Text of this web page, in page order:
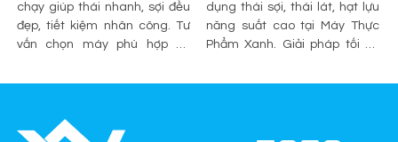
chạy giúp thái nhanh, sợi đều
đẹp, tiết kiệm nhân công. Tư
vấn chọn máy phù hợp và
Phẩm Xanh.
dụng thái sợi, thái lát, hạt lựu
năng suất cao tại Máy Thực
Phẩm Xanh. Giải pháp tối ưu
nghiệp.